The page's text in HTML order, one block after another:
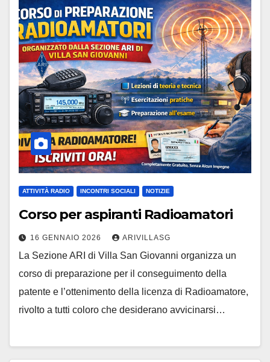
ATTIVITÀ RADIO INCONTRI SOCIALI NOTIZIE
Corso per aspiranti Radioamatori
16 GENNAIO 2026 ARIVILLASG
La Sezione ARI di Villa San Giovanni organizza un
corso di preparazione per il conseguimento della
patente e l’ottenimento della licenza di Radioamatore,
rivolto a tutti coloro che desiderano avvicinarsi…